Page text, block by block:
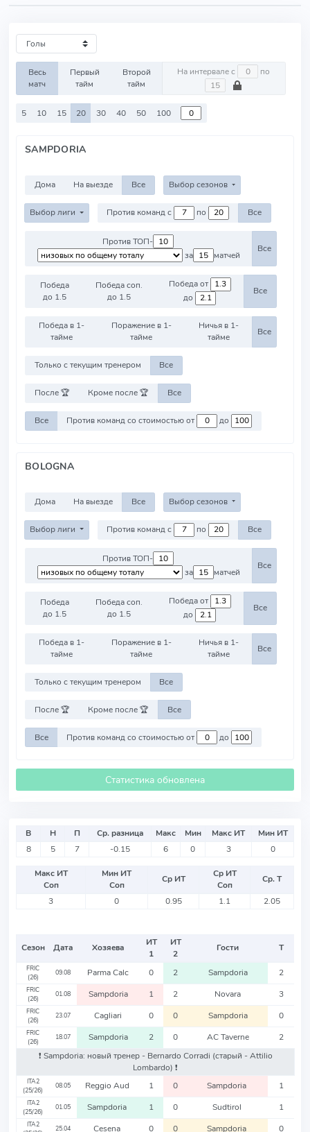
Весь
матч
Первый
тайм
Второй
тайм
На интервале с по
5 10 15 20 30 40 50 100
SAMPDORIA
Дома На выезде Все Выбор сезонов
Выбор лиги Против команд с по Все
Против ТОП-
за
матчей
Все
Победа
до 1.5
Победа соп.
до 1.5
Победа от
до
Все
Победа в 1-
тайме
Поражение в 1-
тайме
Ничья в 1-
тайме
Все
Только с текущим тренером Все
После 🏆 Кроме после 🏆 Все
Все Против команд со стоимостью от до
BOLOGNA
Дома На выезде Все Выбор сезонов
Выбор лиги Против команд с по Все
Против ТОП-
за
матчей
Все
Победа
до 1.5
Победа соп.
до 1.5
Победа от
до
Все
Победа в 1-
тайме
Поражение в 1-
тайме
Ничья в 1-
тайме
Все
Только с текущим тренером Все
После 🏆 Кроме после 🏆 Все
Все Против команд со стоимостью от до
Статистика обновлена
В Н П Ср. разница Макс Мин Макс ИТ
Мин ИТ
8
5 7 -0.15 6 0 3 0
Макс ИТ
Соп
Мин ИТ
Соп
Ср ИТ
Ср ИТ
Соп
Ср. Т
3
0 0.95 1.1 2.05
Сезон Дата Хозяева
ИТ
1
ИТ
2
Гости Т
FRIC
(26)
09.08 Parma Calc 0 2 Sampdoria 2
FRIC
(26)
01.08 Sampdoria 1 2 Novara 3
FRIC
(26)
23.07 Cagliari 0 0 Sampdoria 0
FRIC
(26)
18.07 Sampdoria 2 0 AC Taverne
2
❗️ Sampdoria: новый тренер - Bernardo Corradi (старый - Attilio
Lombardo) ❗️
ITA2
(25/26)
08.05 Reggio Aud 1 0 Sampdoria 1
ITA2
(25/26)
01.05 Sampdoria 1 0 Sudtirol 1
ITA2
25.04 Cesena 0 0 Sampdoria 0